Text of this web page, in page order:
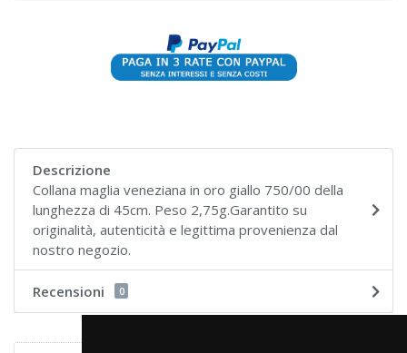
Descrizione
Collana maglia veneziana in oro giallo 750/00 della
lunghezza di 45cm. Peso 2,75g.Garantito su
originalità, autenticità e legittima provenienza dal
nostro negozio.
Recensioni 0